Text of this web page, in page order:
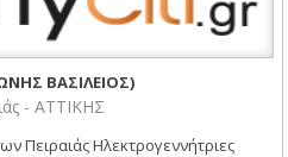
ΒΑΣΙΛΕΙΟΣ)
- ΑΤΤΙΚΗΣ
Πειραιάς Ηλεκτρογεννήτριες